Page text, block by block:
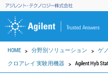
HOME 分野別ソリューション ゲ
クロアレイ 実験用機器
Agilent Hyb